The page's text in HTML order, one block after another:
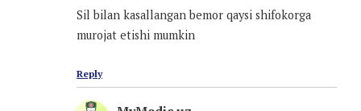
Sil bilan kasallangan bemor qaysi shifokorga
murojat etishi mumkin
Reply